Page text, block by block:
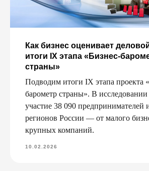
Как бизнес оценивает
итоги IX этапа «Бизнес-
страны»
Подводим итоги IX этапа проекта
барометр страны». В
участие 38 090 предпринимателей
регионов России — от малого
крупных компаний.
10.02.2026